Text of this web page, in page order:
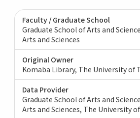
Faculty / Graduate School
Graduate School of Arts and
Arts and Sciences
Original Owner
Komaba Library, The University of
Data Provider
Graduate School of Arts and
Arts and Sciences, The University